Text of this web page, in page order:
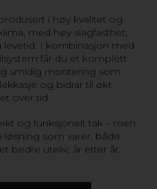
i høy kvalitet og
med høy slagfasthet,
I kombinasjon med
får du et komplett
smidig montering som
og bidrar til økt
over tid.
og funksjonelt tak – men
som varer, både
bedre uteliv, år etter år.